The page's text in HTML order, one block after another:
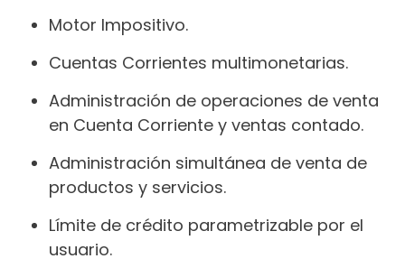
Motor Impositivo.
Cuentas Corrientes multimonetarias.
Administración de operaciones de venta
en Cuenta Corriente y ventas contado.
Administración simultánea de venta de
productos y servicios.
Límite de crédito parametrizable por el
usuario.